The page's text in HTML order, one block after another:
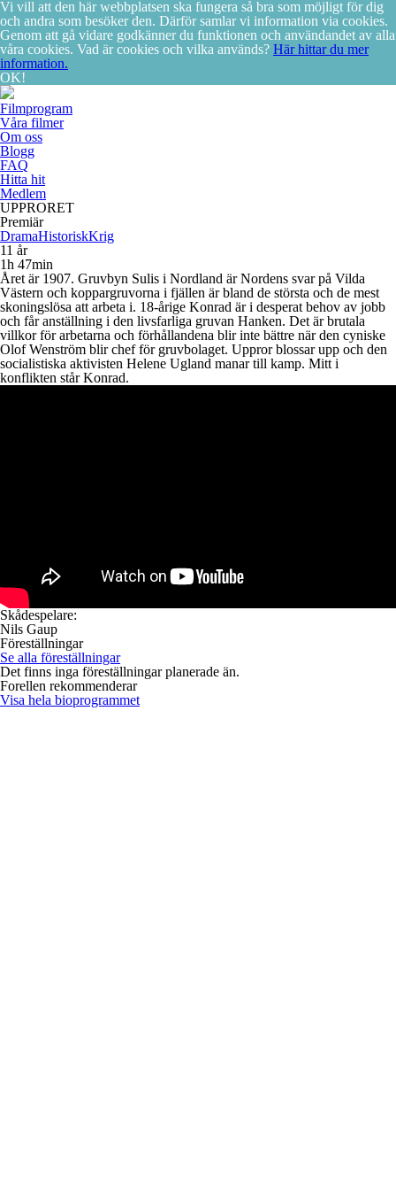
Vi vill att den här webbplatsen ska fungera så bra som möjligt för dig
och andra som besöker den. Därför samlar vi information via cookies.
Genom att gå vidare godkänner du funktionen och användandet av alla
våra cookies. Vad är cookies och vilka används? Här hittar du mer
information.
OK!
Filmprogram
Våra filmer
Om oss
Blogg
FAQ
Hitta hit
Medlem
UPPRORET
Premiär
DramaHistoriskKrig
11 år
1h 47min
Året är 1907. Gruvbyn Sulis i Nordland är Nordens svar på Vilda
Västern och koppargruvorna i fjällen är bland de största och de mest
skoningslösa att arbeta i. 18-årige Konrad är i desperat behov av jobb
och får anställning i den livsfarliga gruvan Hanken. Det är brutala
villkor för arbetarna och förhållandena blir inte bättre när den cyniske
Olof Wenström blir chef för gruvbolaget. Uppror blossar upp och den
socialistiska aktivisten Helene Ugland manar till kamp. Mitt i
konflikten står Konrad.
Skådespelare:
Nils Gaup
Föreställningar
Se alla föreställningar
Det finns inga föreställningar planerade än.
Forellen rekommenderar
Visa hela bioprogrammet